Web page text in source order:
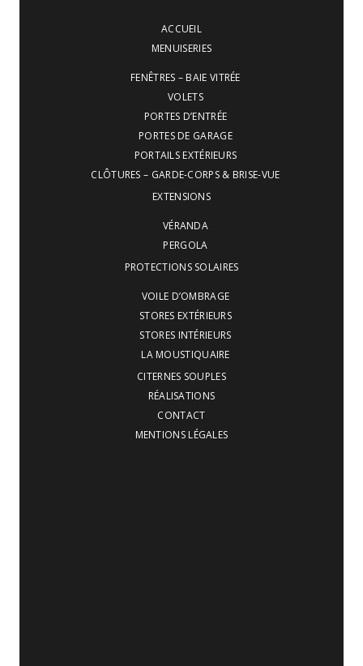
ACCUEIL
MENUISERIES
FENÊTRES – BAIE VITRÉE
VOLETS
PORTES D’ENTRÉE
PORTES DE GARAGE
PORTAILS EXTÉRIEURS
CLÔTURES – GARDE-CORPS & BRISE-VUE
EXTENSIONS
VÉRANDA
PERGOLA
PROTECTIONS SOLAIRES
VOILE D’OMBRAGE
STORES EXTÉRIEURS
STORES INTÉRIEURS
LA MOUSTIQUAIRE
CITERNES SOUPLES
RÉALISATIONS
CONTACT
MENTIONS LÉGALES